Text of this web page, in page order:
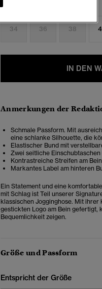
Auswählen Größe:
34 36 38
IN DEN
Anmerkungen der
Schmale Passform. Mit
eine schlanke Silhouette, die
Elastischer Bund mit
Zwei seitliche
Kontrastreiche Streifen am
Markantes Label am hinteren
Ein Statement und eine
mit Schlag ist Teil unserer
klassischen Jogginghose. Mit
gestickten Logo am Bein gefertigt,
Bequemlichkeit zeigen.
Größe und Passform
Entspricht der Größe